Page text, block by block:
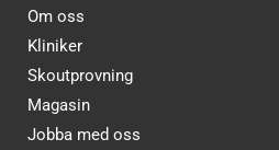
Om oss
Kliniker
Skoutprovning
Magasin
Jobba med oss